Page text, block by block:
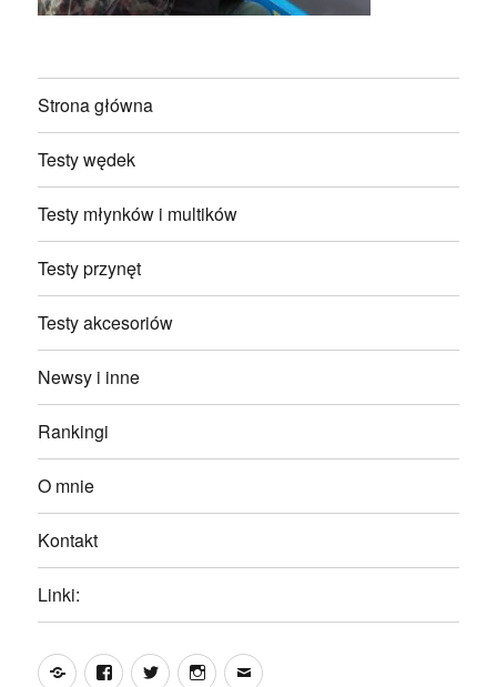
Strona główna
Testy wędek
Testy młynków i multików
Testy przynęt
Testy akcesoriów
Newsy i inne
Rankingi
O mnie
Kontakt
Linki:
Yelp Facebook
TwitterInstagram
Email